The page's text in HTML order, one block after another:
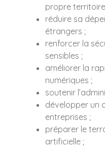
propre
réduire sa
étrangers ;
renforcer la
sensibles ;
améliorer la
numériques ;
soutenir
développer un
entreprises ;
préparer le
artificielle ;